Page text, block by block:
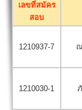
เลขที่สมัคร
สอบ
1210937-7
1210030-1